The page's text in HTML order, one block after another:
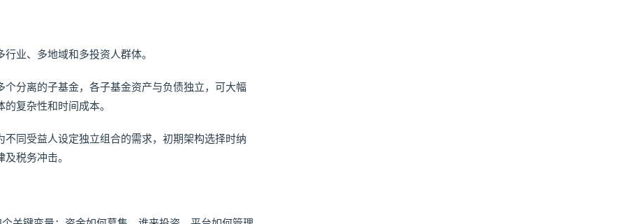
业、多地域和多投资人群体。
分离的子基金，各子基金资产与负债独立，可大幅
复杂性和时间成本。
同受益人设定独立组合的需求，初期架构选择时纳
税务冲击。